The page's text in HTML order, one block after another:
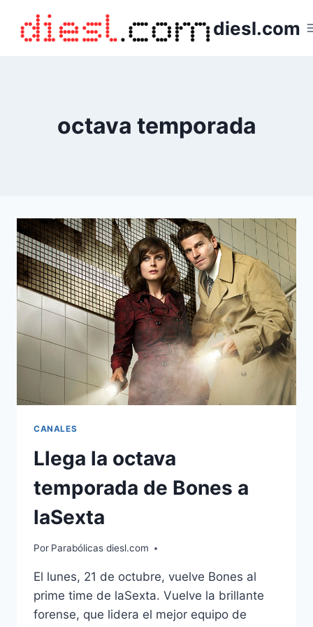
contenido
diesl.com
octava temporada
CANALES
Llega la octava
temporada de Bones a
laSexta
Por Parabólicas diesl.com
El lunes, 21 de octubre, vuelve Bones al
prime time de laSexta. Vuelve la brillante
forense, que lidera el mejor equipo de